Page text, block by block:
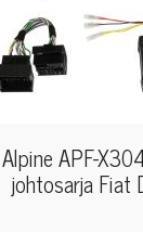
Alpine APF-
johtosarja Fiat